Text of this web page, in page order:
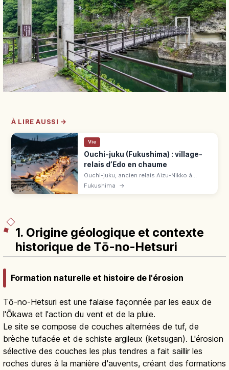
À LIRE AUSSI →
Vie
Ouchi-juku (Fukushima) : village-
relais d’Edo en chaume
Ouchi-juku, ancien relais Aizu-Nikko à
Fukushima, séduit par ses toits de chaume
Fukushima →
1. Origine géologique et contexte
historique de Tō-no-Hetsuri
Formation naturelle et histoire de l'érosion
Tō-no-Hetsuri est une falaise façonnée par les eaux de
l'Ōkawa et l'action du vent et de la pluie.
Le site se compose de couches alternées de tuf, de
brèche tufacée et de schiste argileux (ketsugan). L'érosion
sélective des couches les plus tendres a fait saillir les
roches dures à la manière d'auvents, créant des formations